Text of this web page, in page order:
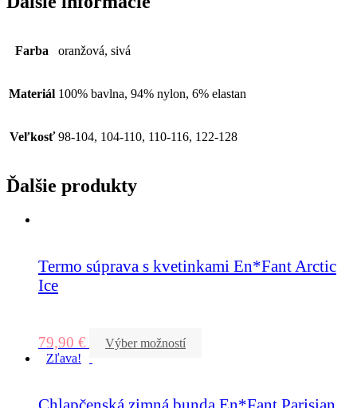
Farba oranžová, sivá
Materiál 100% bavlna, 94% nylon, 6% elastan
Veľkosť 98-104, 104-110, 110-116, 122-128
Ďalšie produkty
Termo súprava s kvetinkami En*Fant Arctic
Ice
79,90 €
Výber možností
Zľava!